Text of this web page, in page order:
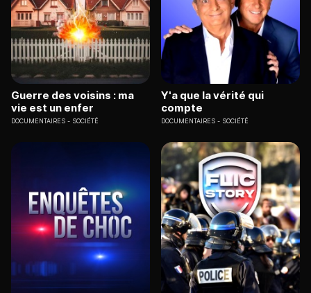
Guerre des voisins : ma
vie est un enfer
DOCUMENTAIRES SOCIÉTÉ
Y'a que la vérité qui
compte
DOCUMENTAIRES SOCIÉTÉ